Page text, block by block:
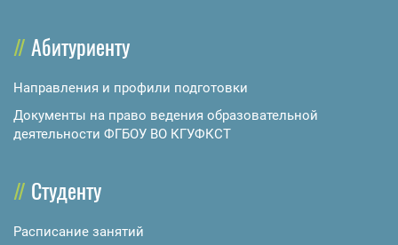
Абитуриенту
Направления и профили подготовки
Документы на право ведения образовательной
деятельности ФГБОУ ВО КГУФКСТ
Студенту
Расписание занятий